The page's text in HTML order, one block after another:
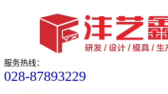
服务热线：
028-87893229